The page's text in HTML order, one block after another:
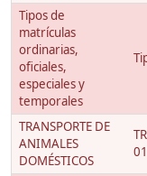
Tipos de
matrículas
ordinarias,
oficiales,
especiales y
temporales
TRANSPORTE DE
ANIMALES
DOMÉSTICOS